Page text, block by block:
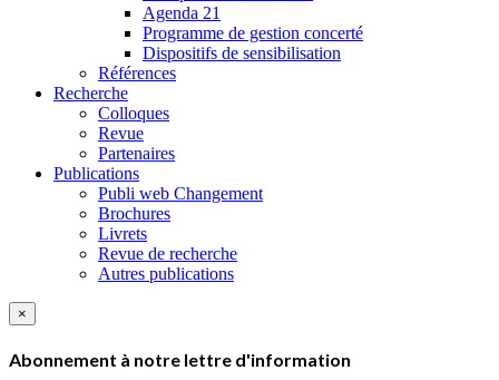
Agenda 21
Programme de gestion concerté
Dispositifs de sensibilisation
Références
Recherche
Colloques
Revue
Partenaires
Publications
Publi web Changement
Brochures
Livrets
Revue de recherche
Autres publications
×
Abonnement à notre lettre d'information